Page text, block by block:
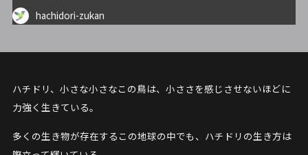
hachidori-zukan
ハチドリ、小さな小さなこの鳥は、小ささを感じさせないほどに
力強く生きている。
多くの生き物が存在するこの地球の中でも、ハチドリの生き方は